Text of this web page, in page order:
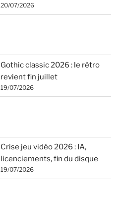
20/07/2026
Gothic classic 2026 : le rétro
revient fin juillet
19/07/2026
Crise jeu vidéo 2026 : IA,
licenciements, fin du disque
19/07/2026